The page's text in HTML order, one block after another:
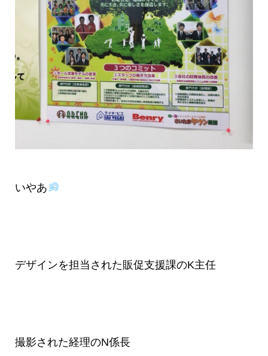
いやあ
デザインを担当された販促支援課のK主任
撮影された経理のN係長